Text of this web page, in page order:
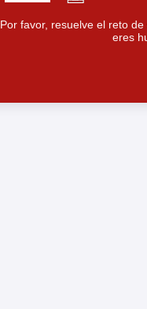
Por favor, resuelve el reto
eres